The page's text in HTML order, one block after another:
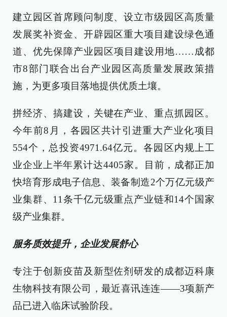
建立园区首席顾问制度、设立市级园区高质量
发展奖补资金、开辟园区重大项目建设绿色通
道、优先保障产业园区项目建设用地……成都
市8部门联合出台产业园区高质量发展政策措
施，为更多项目落地提供优质土壤。
拼经济、搞建设，关键在产业、重点抓园区。
今年前8月，各园区共计引进重大产业化项目
554个，总投资4971.64亿元。各园区内规上工
业企业上半年累计达4405家。目前，成都正加
快培育形成电子信息、装备制造2个万亿元级产
业集群、11条千亿元级重点产业链和14个国家
级产业集群。
服务质效提升，企业发展舒心
专注于创新疫苗及新型佐剂研发的成都迈科康
生物科技有限公司，最近喜讯连连——3项新产
品已进入临床试验阶段。